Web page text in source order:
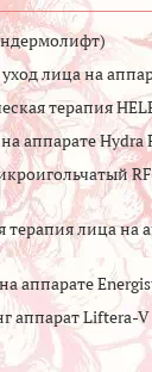
лица на
терапия
аппарате Hydra
терапия лица на
аппарате
аппарат Liftera-V